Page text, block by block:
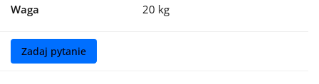
Waga 20 kg
Zadaj pytanie